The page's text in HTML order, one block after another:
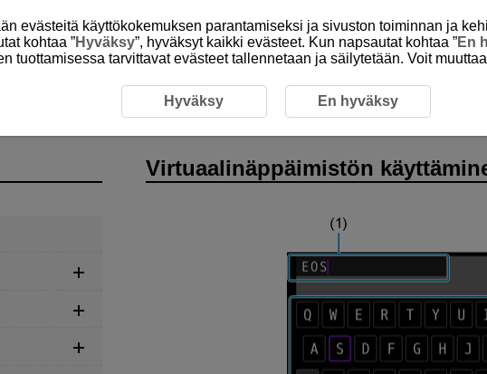
Virtuaalinäppäimistön käyttäminen
Virtuaalinäppäimistön
evästeitä käyttökokemuksen parantamiseksi ja sivuston toiminnan ja
kohtaa ”Hyväksy”, hyväksyt kaikki evästeet. Kun napsautat kohtaa ”En
tuottamisessa tarvittavat evästeet tallennetaan ja säilytetään. Voit
Hyväksy En hyväksy